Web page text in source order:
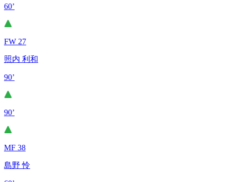
60’
FW 27
照内 利和
90’
90’
MF 38
島野 怜